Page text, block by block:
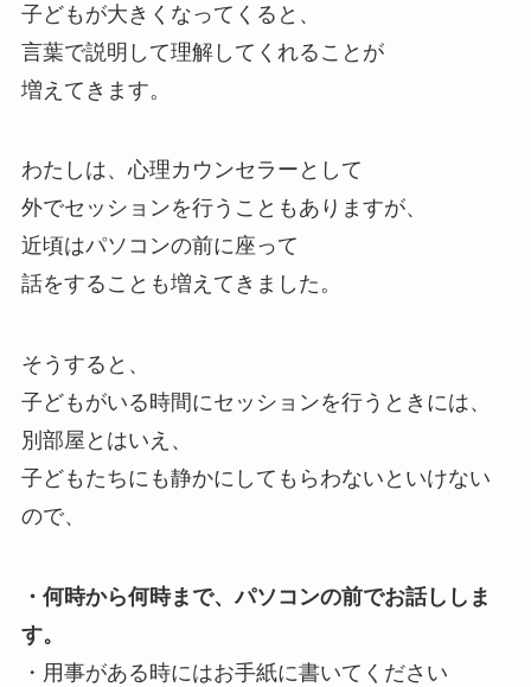
子どもが大きくなってくると、
言葉で説明して理解してくれることが
増えてきます。
わたしは、心理カウンセラーとして
外でセッションを行うこともありますが、
近頃はパソコンの前に座って
話をすることも増えてきました。
そうすると、
子どもがいる時間にセッションを行うときには、
別部屋とはいえ、
子どもたちにも静かにしてもらわないといけない
ので、
・何時から何時まで、パソコンの前でお話ししま
す。
・用事がある時にはお手紙に書いてください